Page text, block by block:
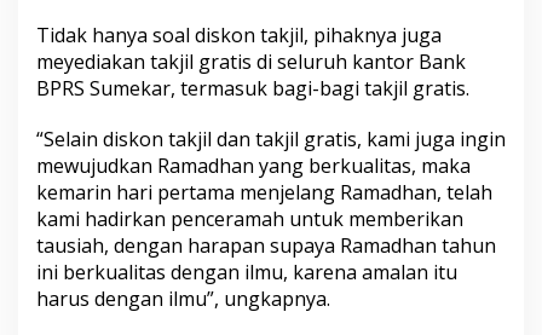
Tidak hanya soal diskon takjil, pihaknya juga
meyediakan takjil gratis di seluruh kantor Bank
BPRS Sumekar, termasuk bagi-bagi takjil gratis.
“Selain diskon takjil dan takjil gratis, kami juga ingin
mewujudkan Ramadhan yang berkualitas, maka
kemarin hari pertama menjelang Ramadhan, telah
kami hadirkan penceramah untuk memberikan
tausiah, dengan harapan supaya Ramadhan tahun
ini berkualitas dengan ilmu, karena amalan itu
harus dengan ilmu”, ungkapnya.